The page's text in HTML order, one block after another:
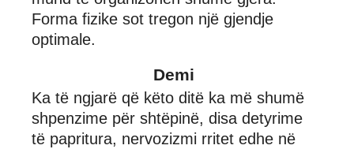
Forma fizike sot tregon një gjendje
optimale.
Demi
Ka të ngjarë që këto ditë ka më shumë
shpenzime për shtëpinë, disa detyrime
të papritura, nervozizmi rritet edhe në